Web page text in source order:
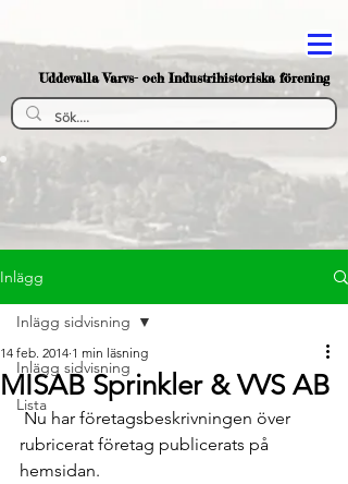
Uddevalla Varvs- och Industrihistoriska förening
Inlägg
Inlägg sidvisning
Lista
Inlägg sidvisning
MISAB Sprinkler & VVS AB
14 feb. 2014 1 min läsning
rubricerat företag publicerats på
hemsidan.